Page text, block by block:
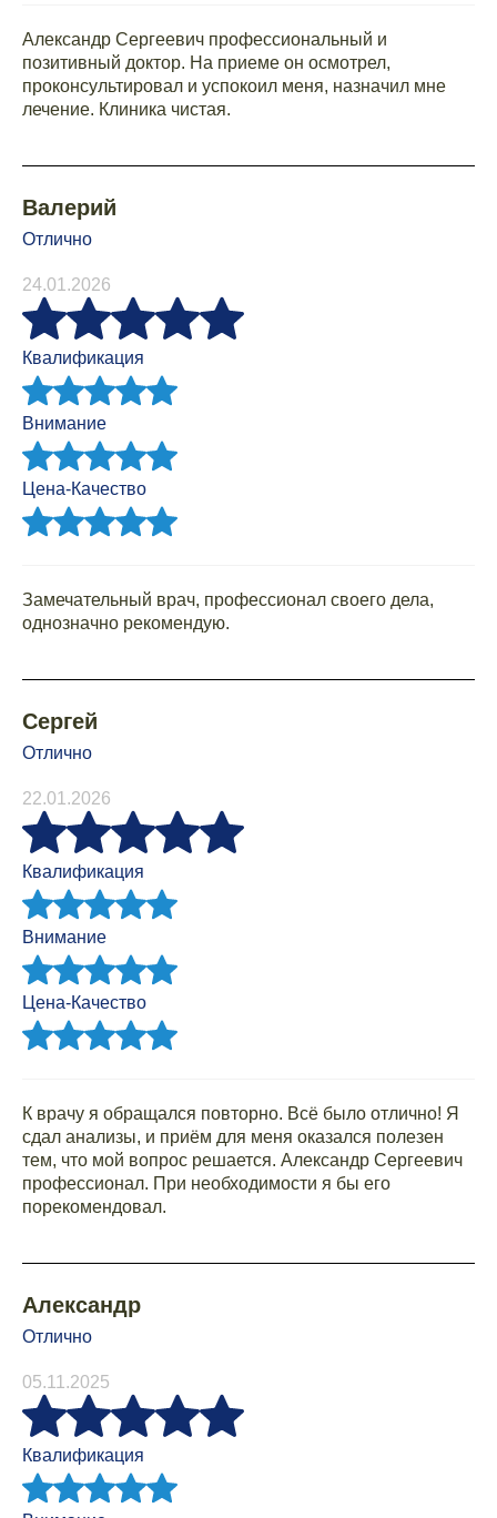
Александр Сергеевич профессиональный и
позитивный доктор. На приеме он осмотрел,
проконсультировал и успокоил меня, назначил мне
лечение. Клиника чистая.
Валерий
Отлично
24.01.2026
Квалификация
Внимание
Цена-Качество
Замечательный врач, профессионал своего дела,
однозначно рекомендую.
Сергей
Отлично
22.01.2026
Квалификация
Внимание
Цена-Качество
К врачу я обращался повторно. Всё было отлично! Я
сдал анализы, и приём для меня оказался полезен
тем, что мой вопрос решается. Александр Сергеевич
профессионал. При необходимости я бы его
порекомендовал.
Александр
Отлично
05.11.2025
Квалификация